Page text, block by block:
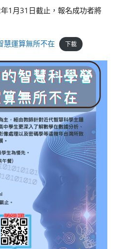
1月31日截止，報名成功者將
運算無所不在 下載